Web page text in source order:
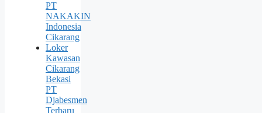
PT
NAKAKIN
Indonesia
Cikarang
Loker
Kawasan
Cikarang
Bekasi
PT
Djabesmen
Terbaru